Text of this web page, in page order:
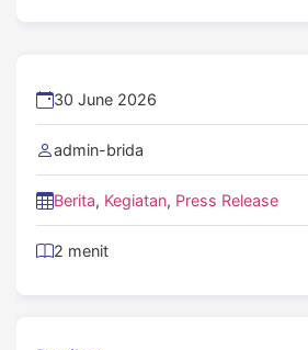
30 June 2026
admin-brida
Berita, Kegiatan, Press Release
2 menit